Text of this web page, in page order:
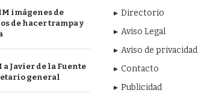
imágenes de
de hacer trampa y
a Javier de la Fuente
general
Directorio
Aviso Legal
Aviso de privacidad
Contacto
Publicidad